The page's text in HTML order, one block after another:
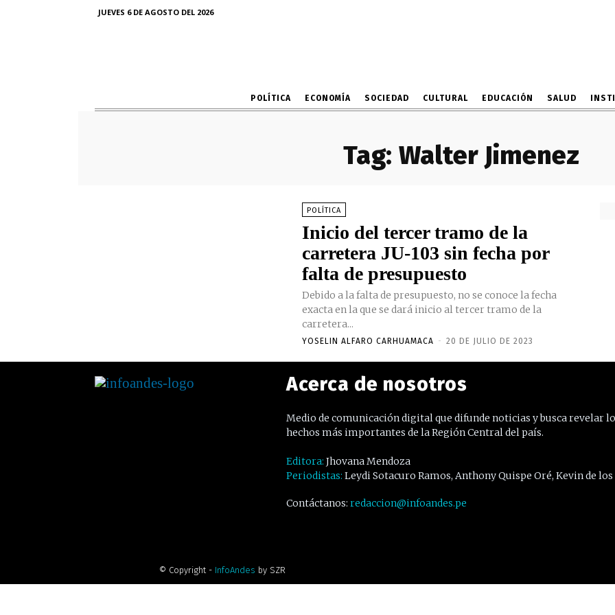
JUEVES 6 DE AGOSTO DEL 2026
POLÍTICA ECONOMÍA SOCIEDAD CULTURAL EDUCACIÓN SALUD
Tag: Walter Jimenez
POLÍTICA
Inicio del tercer tramo de la
carretera JU-103 sin fecha por
falta de presupuesto
Debido a la falta de presupuesto, no se conoce la fecha
exacta en la que se dará inicio al tercer tramo de la
carretera...
YOSELIN ALFARO CARHUAMACA - 20 DE JULIO DE 2023
Acerca de nosotros
Medio de comunicación digital que difunde noticias y busca revelar
hechos más importantes de la Región Central del país.
Editora: Jhovana Mendoza
Periodistas: Leydi Sotacuro Ramos, Anthony Quispe Oré, Kevin de los
Contáctanos: redaccion@infoandes.pe
© Copyright - InfoAndes by SZR